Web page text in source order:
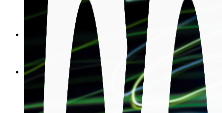
關於我們
集團簡介